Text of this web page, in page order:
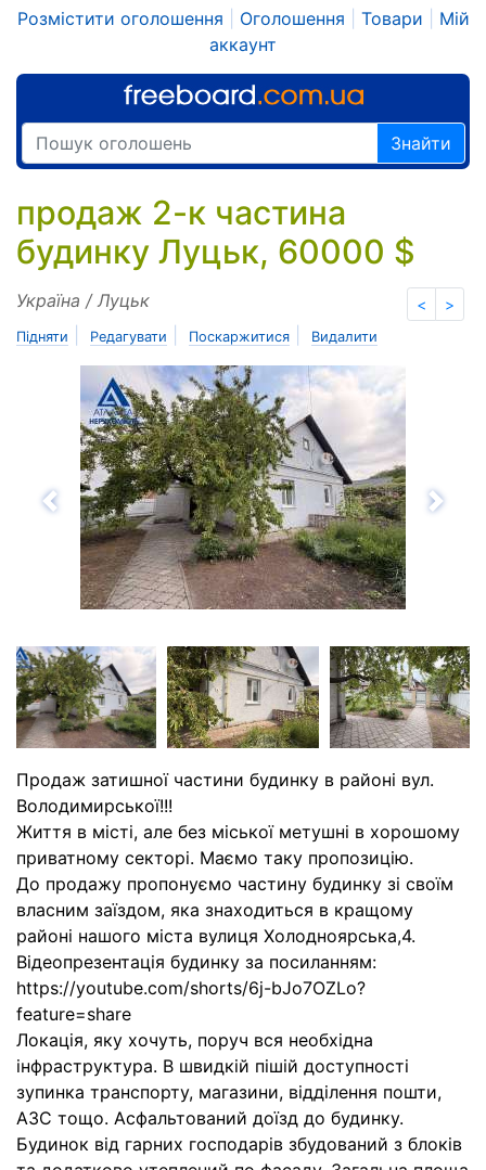
Розмістити оголошення Оголошення Товари
Мій
аккаунт
Знайти
продаж 2-к частина
будинку Луцьк, 60000 $
< >
Україна / Луцьк
Підняти Редагувати Поскаржитися Видалити
Назад
Продаж затишної частини будинку в районі вул.
Володимирської!!!
Життя в місті, але без міської метушні в хорошому
приватному секторі. Маємо таку пропозицію.
До продажу пропонуємо частину будинку зі своїм
власним заїздом, яка знаходиться в кращому
районі нашого міста вулиця Холодноярська,4.
Відеопрезентація будинку за посиланням:
https://youtube.com/shorts/6j-bJo7OZLo?
feature=share
Локація, яку хочуть, поруч вся необхідна
інфраструктура. В швидкій пішій доступності
зупинка транспорту, магазини, відділення пошти,
АЗС тощо. Асфальтований доїзд до будинку.
Будинок від гарних господарів збудований з блоків